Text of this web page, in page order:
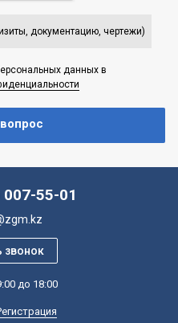
документацию, чертежи)
данных в
55-01
до 18:00